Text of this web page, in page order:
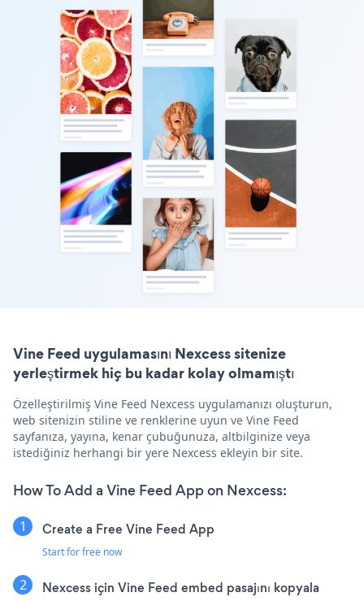
Vine Feed uygulamasını Nexcess sitenize
yerleştirmek hiç bu kadar kolay olmamıştı
Özelleştirilmiş Vine Feed Nexcess uygulamanızı oluşturun,
web sitenizin stiline ve renklerine uyun ve Vine Feed
sayfanıza, yayına, kenar çubuğunuza, altbilginize veya
istediğiniz herhangi bir yere Nexcess ekleyin bir site.
How To Add a Vine Feed App on Nexcess:
Create a Free Vine Feed App
Start for free now
Nexcess için Vine Feed embed pasajını kopyala